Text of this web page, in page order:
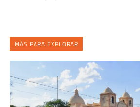
MÁS PARA EXPLORAR